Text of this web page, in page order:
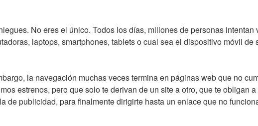
No eres el único. Todos los días, millones de personas
laptops, smartphones, tablets o cual sea el dispositivo móvil de
la navegación muchas veces termina en páginas web que no
estrenos, pero que solo te derivan de un site a otro, que te obligan
de publicidad, para finalmente dirigirte hasta un enlace que no